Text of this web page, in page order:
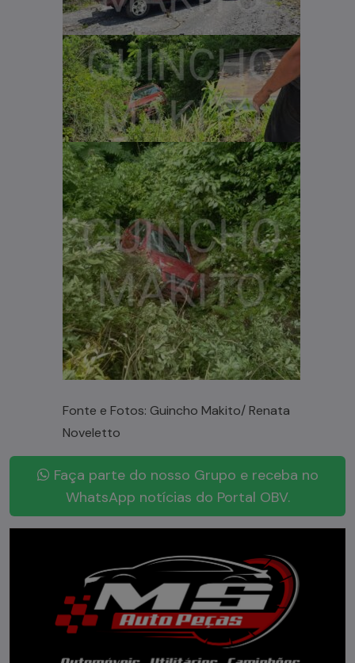
Fonte e Fotos: Guincho Makito/ Renata
Noveletto
Faça parte do nosso Grupo e receba no
WhatsApp notícias do Portal OBV.